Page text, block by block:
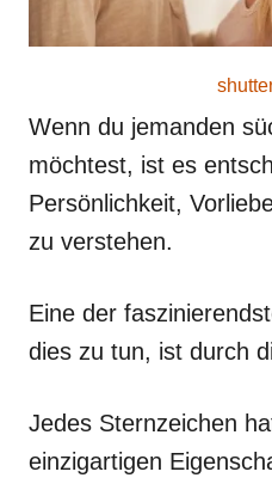
Wenn du jemanden
möchtest, ist es
Persönlichkeit,
zu verstehen.
Eine der
dies zu tun, ist durch
Jedes Sternzeichen
einzigartigen